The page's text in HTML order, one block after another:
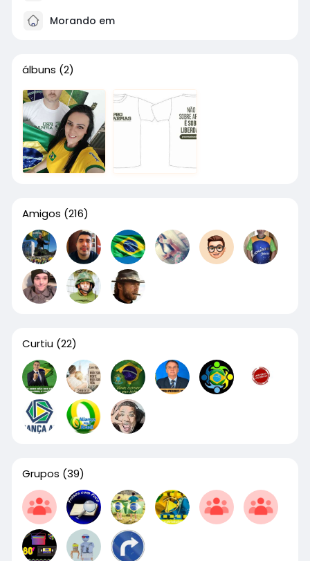
Morando em
álbuns (2)
Amigos (216)
Curtiu (22)
Grupos (39)